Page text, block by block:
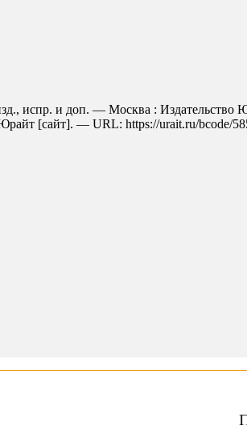
испр. и доп. — Москва : Издательство
[сайт]. — URL: https://urait.ru/bcode/